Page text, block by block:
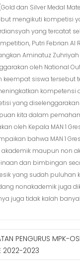
dan Silver Medal
mengikuti
yang tercatat
Putri Febrian
Aminatuz
oleh National
keempat siswa
yang
kita dalam
oleh Kepala MAN 1
bahwa MAN 1
maupun non
dan bimbingan
yang sudah
nonakademik juga
juga tidak kalah
PENGURUS MPK-
2022-2023